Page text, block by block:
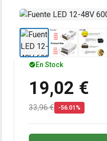
En Stock
19,02 €
33,96 € -56.01%